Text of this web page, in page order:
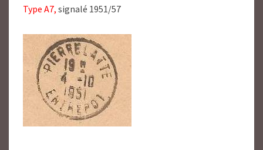
Type A7, signalé 1951/57